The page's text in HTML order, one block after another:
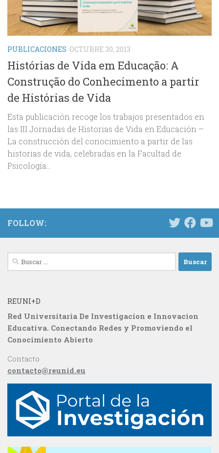
PUBLICACIONES OCTUBRE 30, 2013
Histórias de Vida em Educação: A
Construção do Conhecimento a partir
de Histórias de Vida
Esta publicación recoge los trabajos presentados en
las III Jornadas de Historias de Vida en Educación –
La construcción del conocimiento a partir de las
historias de vida, celebradas en la Facultad de
Psicología...
FOLLOW:
Buscar:
REUNI+D
Red Universitaria De Investigacion e Innovacion
Educativa. Conectando Redes y Promoviendo el
Conocimiento Abierto
Contacto
contacto@reunid.eu